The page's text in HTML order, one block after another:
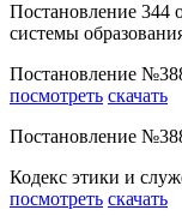
Постановление 344
системы
Постановление
посмотреть скачать
Постановление
Кодекс этики и
посмотреть скачать